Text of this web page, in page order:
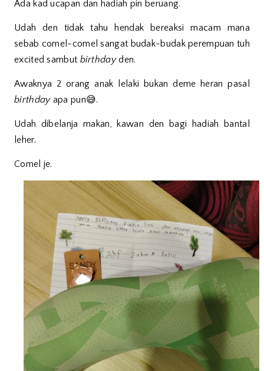
Ada kad ucapan dan hadiah pin beruang.
Udah den tidak tahu hendak bereaksi macam mana
sebab comel-comel sangat budak-budak perempuan tuh
excited sambut birthdayden.
Awaknya 2 orang anak lelaki bukan deme heran pasal
birthday apa pun😅.
Udah dibelanja makan, kawan den bagi hadiah bantal
leher.
Comel je.